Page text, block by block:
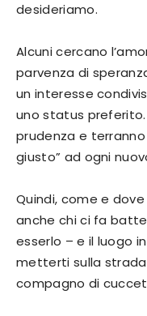
desideriamo.
Alcuni cercano
parvenza di
un interesse
uno status
prudenza e
giusto” ad ogni
Quindi, come e
anche chi ci fa
esserlo – e il luogo
metterti sulla strada
compagno di